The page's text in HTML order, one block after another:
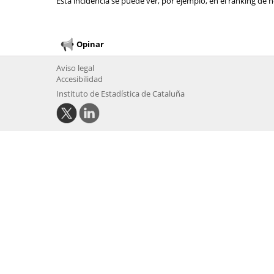
Opinar
Aviso legal
Accesibilidad
Instituto de Estadística de Cataluña